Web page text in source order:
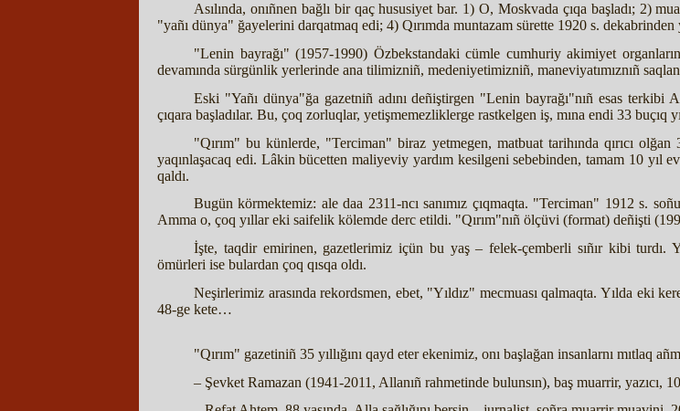
Asılında, onıñnen bağlı bir qaç hususiyet bar. 1) O, Moskvada çıqa başladı; 2)
"yañı dünya" ğayelerini darqatmaq edi; 4) Qırımda muntazam sürette 1920 s. dekabrinden
"Lenin bayrağı" (1957-1990) Özbekstandaki cümle cumhuriy akimiyet
devamında sürgünlik yerlerinde ana tilimizniñ, medeniyetimizniñ, maneviyatımıznıñ
Eski "Yañı dünya"ğa gazetniñ adını deñiştirgen "Lenin bayrağı"nıñ esas terkibi
çıqara başladılar. Bu, çoq zorluqlar, yetişmemezliklerge rastkelgen iş, mına endi 33 buçıq
"Qırım" bu künlerde, "Terciman" biraz yetmegen, matbuat tarihında qırıcı
yaqınlaşacaq edi. Lâkin bücetten maliyeviy yardım kesilgeni sebebinden, tamam 10 yıl
qaldı.
Bugün körmektemiz: ale daa 2311-ncı sanımız çıqmaqta. "Terciman" 1912 s.
Amma o, çoq yıllar eki saifelik kölemde derc etildi. "Qırım"nıñ ölçüvi (format) deñişti
İşte, taqdir emirinen, gazetlerimiz içün bu yaş – felek-çemberli sıñır kibi turdı.
ömürleri ise bulardan çoq qısqa oldı.
Neşirlerimiz arasında rekordsmen, ebet, "Yıldız" mecmuası qalmaqta. Yılda eki
48-ge kete…
"Qırım" gazetiniñ 35 yıllığını qayd eter ekenimiz, onı başlağan insanlarnı mıtlaq
– Şevket Ramazan (1941-2011, Allanıñ rahmetinde bulunsın), baş muarrir, yazıcı, 10